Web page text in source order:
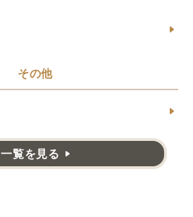
その他
一覧を見る